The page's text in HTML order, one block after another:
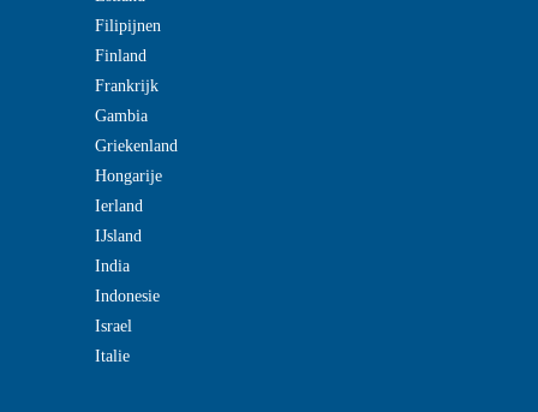
Filipijnen
Finland
Frankrijk
Gambia
Griekenland
Hongarije
Ierland
IJsland
India
Indonesie
Israel
Italie